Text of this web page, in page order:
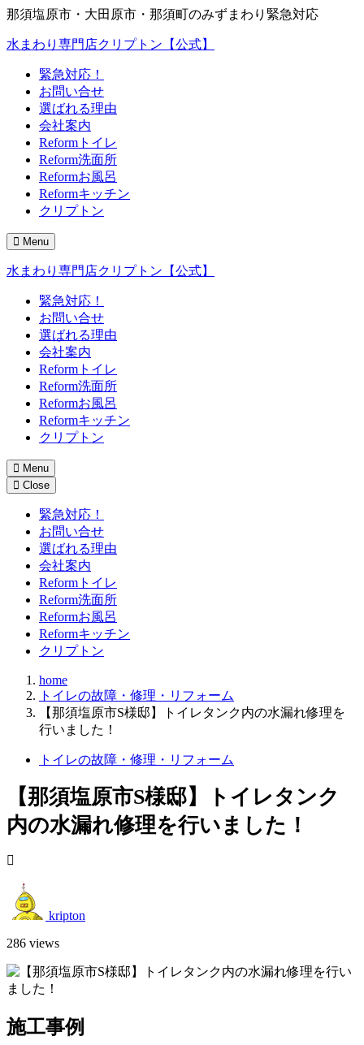
那須塩原市・大田原市・那須町のみずまわり緊急対応
水まわり専門店クリプトン【公式】
緊急対応！
お問い合せ
選ばれる理由
会社案内
Reformトイレ
Reform洗面所
Reformお風呂
Reformキッチン
クリプトン
Menu
水まわり専門店クリプトン【公式】
緊急対応！
お問い合せ
選ばれる理由
会社案内
Reformトイレ
Reform洗面所
Reformお風呂
Reformキッチン
クリプトン
Menu
Close
緊急対応！
お問い合せ
選ばれる理由
会社案内
Reformトイレ
Reform洗面所
Reformお風呂
Reformキッチン
クリプトン
home
トイレの故障・修理・リフォーム
【那須塩原市S様邸】トイレタンク内の水漏れ修理を
行いました！
トイレの故障・修理・リフォーム
【那須塩原市S様邸】トイレタンク
内の水漏れ修理を行いました！
kripton
286 views
施工事例